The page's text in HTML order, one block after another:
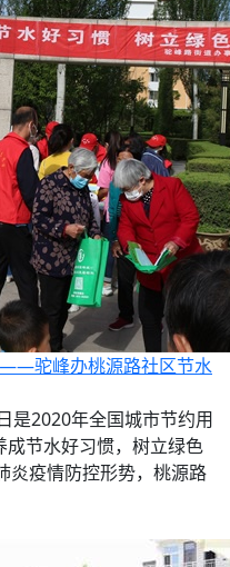
驼峰办桃源路社区节水
是2020年全国城市节约用
节水好习惯，树立绿色
疫情防控形势，桃源路